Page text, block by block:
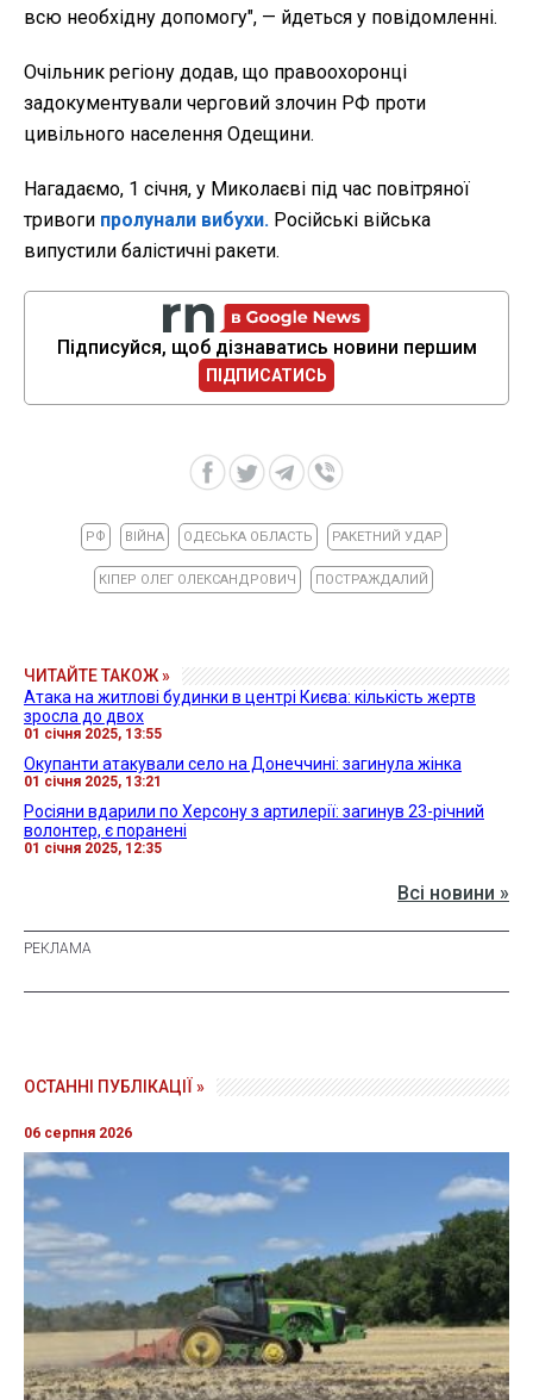
всю необхідну допомогу", — йдеться у повідомленні.
Очільник регіону додав, що правоохоронці
задокументували черговий злочин РФ проти
цивільного населення Одещини.
Нагадаємо, 1 січня, у Миколаєві під час повітряної
тривоги пролунали вибухи. Російські війська
випустили балістичні ракети.
Підписуйся, щоб дізнаватись новини першим
ПІДПИСАТИСЬ
РФ ВІЙНА ОДЕСЬКА ОБЛАСТЬ РАКЕТНИЙ УДАР
КІПЕР ОЛЕГ ОЛЕКСАНДРОВИЧ ПОСТРАЖДАЛИЙ
ЧИТАЙТЕ ТАКОЖ »
Атака на житлові будинки в центрі Києва: кількість жертв
зросла до двох
01 січня 2025, 13:55
Окупанти атакували село на Донеччині: загинула жінка
01 січня 2025, 13:21
Росіяни вдарили по Херсону з артилерії: загинув 23-річний
волонтер, є поранені
01 січня 2025, 12:35
Всі новини »
ОСТАННІ ПУБЛІКАЦІЇ »
06 серпня 2026